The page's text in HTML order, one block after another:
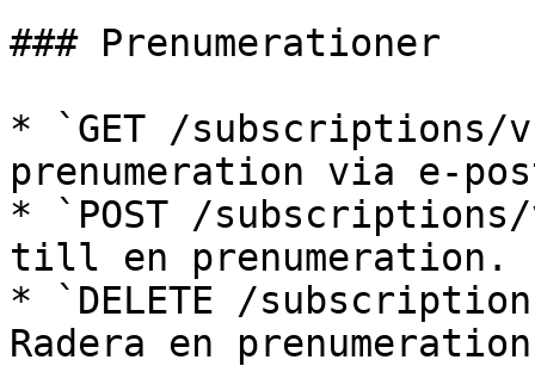
### Prenumerationer
* `GET /subscriptions/
prenumeration via e-
* `POST /
till en prenumeration.
* `DELETE /
Radera en